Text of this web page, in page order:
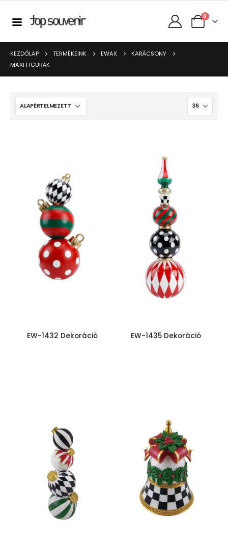
0
KEZDŐLAP TERMÉKEINK EWAX
KARÁCSONY
MAXI FIGURÁK
EW-1432 Dekoráció EW-1435 Dekoráció